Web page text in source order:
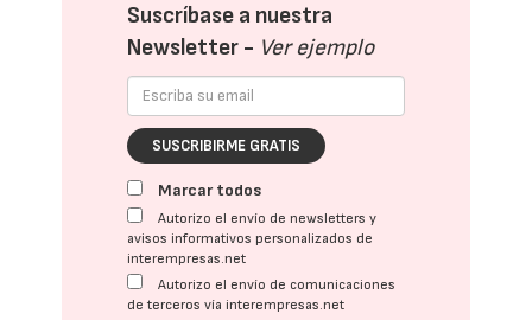
Suscríbase a nuestra
Newsletter - Ver ejemplo
SUSCRIBIRME GRATIS
Marcar todos
Autorizo el envío de newsletters y
avisos informativos personalizados de
interempresas.net
Autorizo el envío de comunicaciones
de terceros vía interempresas.net